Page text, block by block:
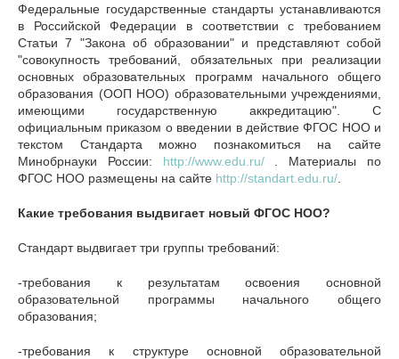
Федеральные государственные стандарты устанавливаются
в Российской Федерации в соответствии с требованием
Статьи 7 "Закона об образовании" и представляют собой
"совокупность требований, обязательных при реализации
основных образовательных программ начального общего
образования (ООП НОО) образовательными учреждениями,
имеющими государственную аккредитацию". С
официальным приказом о введении в действие ФГОС НОО и
текстом Стандарта можно познакомиться на сайте
Минобрнауки России: http://www.edu.ru/. Материалы по
ФГОС НОО размещены на сайте http://standart.edu.ru/
Какие требования выдвигает новый ФГОС НОО?
Стандарт выдвигает три группы требований:
-требования к результатам освоения основной
образовательной программы начального общего
образования;
-требования к структуре основной образовательной